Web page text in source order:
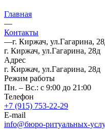
Главная
—
Контакты
—г. Киржач, ул.Гагарина,
г. Киржач, ул.Гагарина, 28д
Адрес
г. Киржач, ул.Гагарина, 28д
Режим работы
Пн. – Вс.: с 9:00 до 21:00
Телефон
+7 (915) 753-22-29
E-mail
info@бюро-ритуальных-